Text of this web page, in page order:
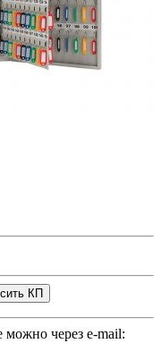
КП
можно через e-mail: